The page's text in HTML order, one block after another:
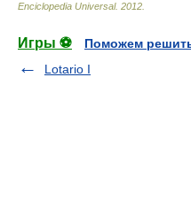
Enciclopedia Universal. 2012
Игры ⚽
Поможем
Lotario I